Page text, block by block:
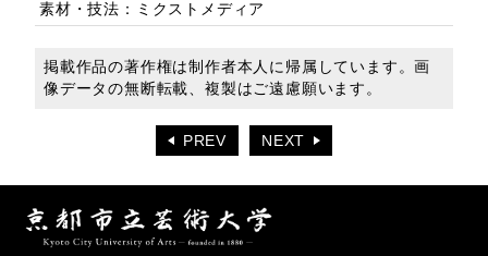
素材・技法：ミクストメディア
掲載作品の著作権は制作者本人に帰属しています。画
像データの無断転載、複製はご遠慮願います。
PREV NEXT